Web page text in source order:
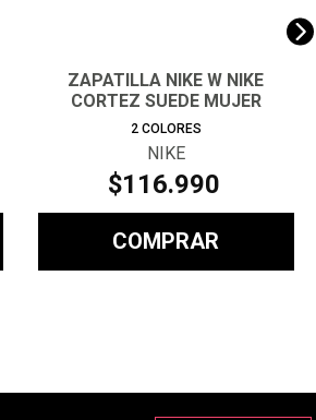
ZAPATILLA NIKE W NIKE
CORTEZ SUEDE MUJER
2 COLORES
NIKE
$116.990
COMPRAR